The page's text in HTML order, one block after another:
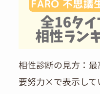
相性診断の見方：
要努力×で表示して